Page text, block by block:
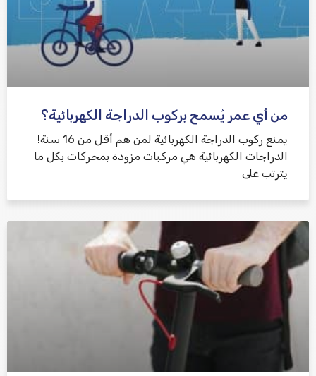
من أي عمر يُسمح بركوب الدراجة الكهربائية؟
يمنع ركوب الدراجة الكهربائية لمن هم أقل من 16 سنة!
الدراجات الكهربائية هي مركبات مزودة بمحركات بكل ما
يترتب على